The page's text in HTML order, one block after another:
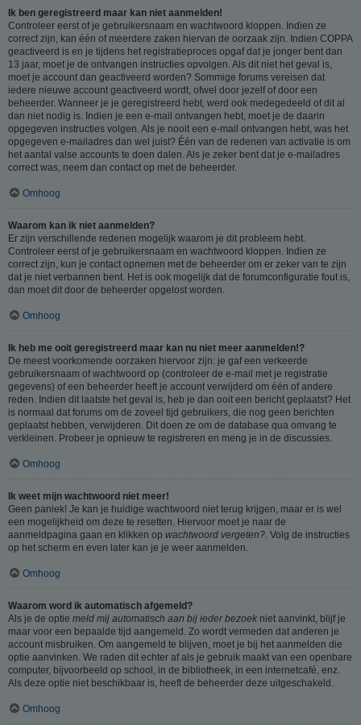
Ik ben geregistreerd maar kan niet aanmelden!
Controleer eerst of je gebruikersnaam en wachtwoord kloppen. Indien ze
correct zijn, kan één of meerdere zaken hiervan de oorzaak zijn. Indien COPPA
geactiveerd is en je tijdens het registratieproces opgaf dat je jonger bent dan
13 jaar, moet je de ontvangen instructies opvolgen. Als dit niet het geval is,
moet je account dan geactiveerd worden? Sommige forums vereisen dat
iedere nieuwe account geactiveerd wordt, ofwel door jezelf of door een
beheerder. Wanneer je je geregistreerd hebt, werd ook medegedeeld of dit al
dan niet nodig is. Indien je een e-mail ontvangen hebt, moet je de daarin
opgegeven instructies volgen. Als je nooit een e-mail ontvangen hebt, was het
opgegeven e-mailadres dan wel juist? Één van de redenen van activatie is om
het aantal valse accounts te doen dalen. Als je zeker bent dat je e-mailadres
correct was, neem dan contact op met de beheerder.
Omhoog
Waarom kan ik niet aanmelden?
Er zijn verschillende redenen mogelijk waarom je dit probleem hebt.
Controleer eerst of je gebruikersnaam en wachtwoord kloppen. Indien ze
correct zijn, kun je contact opnemen met de beheerder om er zeker van te zijn
dat je niet verbannen bent. Het is ook mogelijk dat de forumconfiguratie fout is,
dan moet dit door de beheerder opgelost worden.
Omhoog
Ik heb me ooit geregistreerd maar kan nu niet meer aanmelden!?
De meest voorkomende oorzaken hiervoor zijn: je gaf een verkeerde
gebruikersnaam of wachtwoord op (controleer de e-mail met je registratie
gegevens) of een beheerder heeft je account verwijderd om één of andere
reden. Indien dit laatste het geval is, heb je dan ooit een bericht geplaatst? Het
is normaal dat forums om de zoveel tijd gebruikers, die nog geen berichten
geplaatst hebben, verwijderen. Dit doen ze om de database qua omvang te
verkleinen. Probeer je opnieuw te registreren en meng je in de discussies.
Omhoog
Ik weet mijn wachtwoord niet meer!
Geen paniek! Je kan je huidige wachtwoord niet terug krijgen, maar er is wel
een mogelijkheid om deze te resetten. Hiervoor moet je naar de
aanmeldpagina gaan en klikken op wachtwoord vergeten? . Volg de instructies
op het scherm en even later kan je je weer aanmelden.
Omhoog
Waarom word ik automatisch afgemeld?
Als je de optie meld mij automatisch aan bij ieder bezoek niet aanvinkt, blijf je
maar voor een bepaalde tijd aangemeld. Zo wordt vermeden dat anderen je
account misbruiken. Om aangemeld te blijven, moet je bij het aanmelden die
optie aanvinken. We raden dit echter af als je gebruik maakt van een openbare
computer, bijvoorbeeld op school, in de bibliotheek, in een internetcafé, enz.
Als deze optie niet beschikbaar is, heeft de beheerder deze uitgeschakeld.
Omhoog